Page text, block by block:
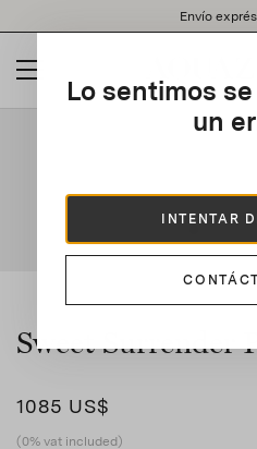
note:
website
an
Envío
Lo sentimos
un
INTENTAR
This is a carousel with auto-
Sweet Surrender
1085 US$
(0% vat included)